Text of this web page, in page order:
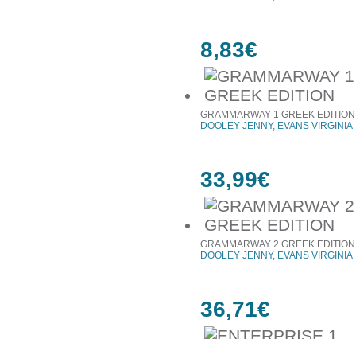
8,83€
GRAMMARWAY 1 GREEK EDITION
DOOLEY JENNY, EVANS VIRGINIA
33,99€
GRAMMARWAY 2 GREEK EDITION
DOOLEY JENNY, EVANS VIRGINIA
36,71€